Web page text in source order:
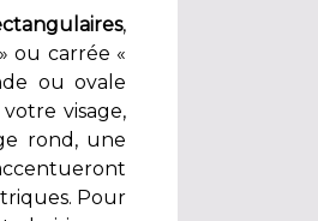
,
ou carrée «
ou ovale
visage,
rond, une
Pour